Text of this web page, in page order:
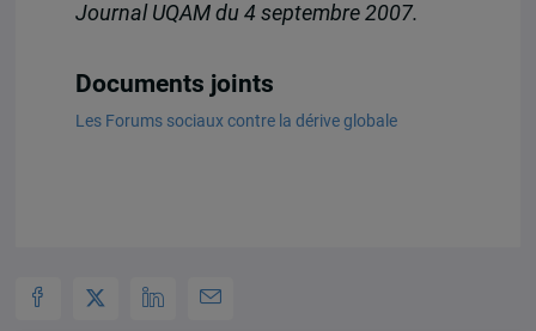
Journal UQAM du 4 septembre 2007.
Documents joints
Les Forums sociaux contre la dérive globale